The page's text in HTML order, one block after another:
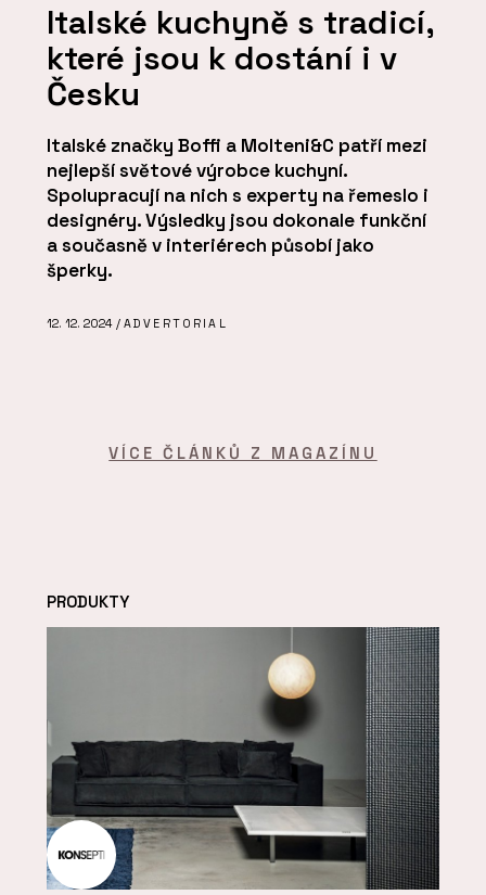
Italské kuchyně s tradicí,
které jsou k dostání i v
Česku
Italské značky Boffi a Molteni&C patří mezi
nejlepší světové výrobce kuchyní.
Spolupracují na nich s experty na řemeslo i
designéry. Výsledky jsou dokonale funkční
a současně v interiérech působí jako
šperky.
12. 12. 2024 / ADVERTORIAL
VÍCE ČLÁNKŮ Z MAGAZÍNU
PRODUKTY